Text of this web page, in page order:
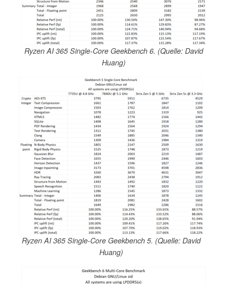
Ryzen AI 365 Single-Core Geekbench 6. (Quelle: David
Huang)
Ryzen AI 365 Single-Core Geekbench 5. (Quelle: David
Huang)